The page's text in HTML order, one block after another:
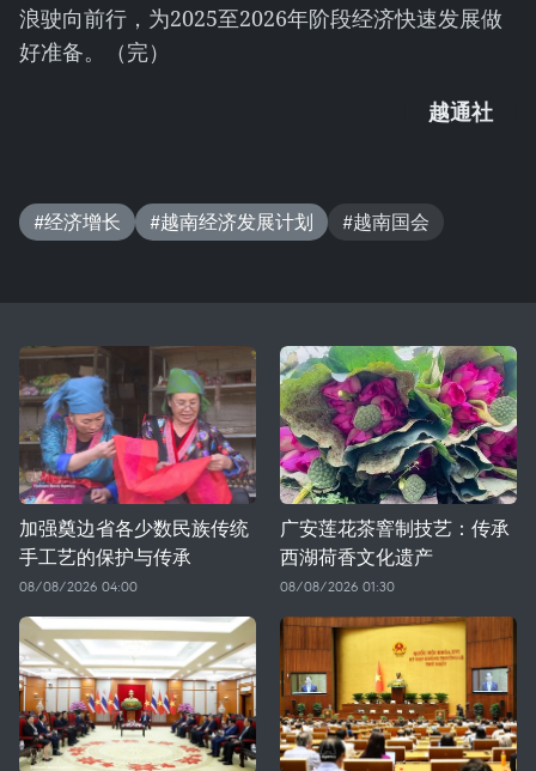
浪驶向前行，为2025至2026年阶段经济快速发展做
好准备。（完）
越通社
#经济增长 #越南经济发展计划 #越南国会
加强奠边省各少数民族传统
手工艺的保护与传承
08/08/2026 04:00
广安莲花茶窨制技艺：传承
西湖荷香文化遗产
08/08/2026 01:30